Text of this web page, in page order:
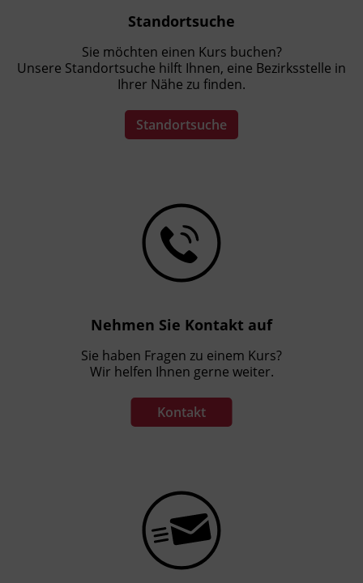
Abschluss
Kursbesuchsbestätigung
Standortsuche
Sie möchten einen Kurs buchen?
Unsere Standortsuche hilft Ihnen, eine Bezirksstelle in
Ihrer Nähe zu finden.
Standortsuche
Nehmen Sie Kontakt auf
Sie haben Fragen zu einem Kurs?
Wir helfen Ihnen gerne weiter.
Kontakt